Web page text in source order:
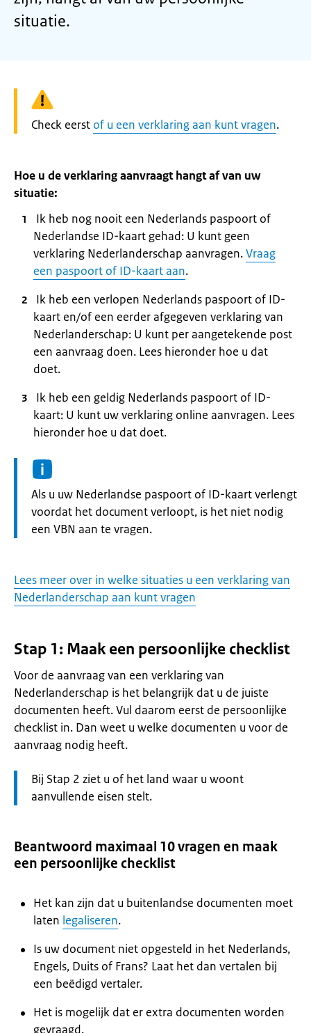
situatie.
Waarschuwing:
Check eerst of u een verklaring aan kunt vragen.
Hoe u de verklaring aanvraagt hangt af van uw
situatie:
Ik heb nog nooit een Nederlands paspoort of
Nederlandse ID-kaart gehad: U kunt geen
verklaring Nederlanderschap aanvragen.Vraag
een paspoort of ID-kaart aan.
Ik heb een verlopen Nederlands paspoort of ID-
kaart en/of een eerder afgegeven verklaring van
Nederlanderschap: U kunt per aangetekende post
een aanvraag doen. Lees hieronder hoe u dat
doet.
Ik heb een geldig Nederlands paspoort of ID-
kaart: U kunt uw verklaring online aanvragen. Lees
hieronder hoe u dat doet.
Informatie:
Als u uw Nederlandse paspoort of ID-kaart verlengt
voordat het document verloopt, is het niet nodig
een VBN aan te vragen.
Lees meer over in welke situaties u een verklaring van
Nederlanderschap aan kunt vragen
Stap 1: Maak een persoonlijke checklist
Voor de aanvraag van een verklaring van
Nederlanderschap is het belangrijk dat u de juiste
documenten heeft. Vul daarom eerst de persoonlijke
checklist in. Dan weet u welke documenten u voor de
aanvraag nodig heeft.
Let
op:
Bij Stap 2 ziet u of het land waar u woont
aanvullende eisen stelt.
Beantwoord maximaal 10 vragen en maak
een persoonlijke checklist
Het kan zijn dat u buitenlandse documenten moet
laten legaliseren.
Is uw document niet opgesteld in het Nederlands,
Engels, Duits of Frans? Laat het dan vertalen bij
een beëdigd vertaler.
Het is mogelijk dat er extra documenten worden
gevraagd.